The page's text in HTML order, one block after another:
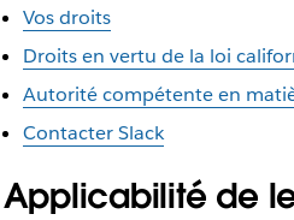
Vos droits
Droits en vertu de la loi
Autorité compétente en
Contacter Slack
Applicabilité de